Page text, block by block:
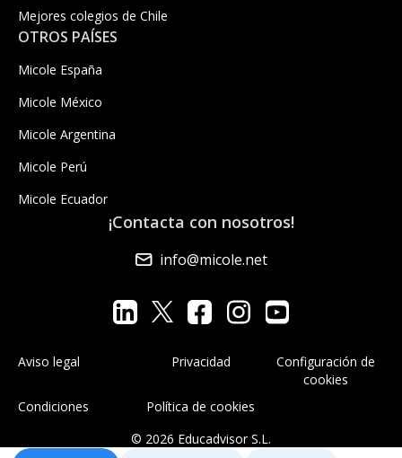
Mejores colegios de Chile
OTROS PAÍSES
Micole España
Micole México
Micole Argentina
Micole Perú
Micole Ecuador
¡Contacta con nosotros!
info@micole.net
Aviso legal Privacidad
Configuración de
cookies
Condiciones
Política de cookies
© 2026 Educadvisor S.L.